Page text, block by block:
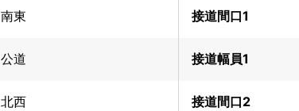
南東 接道間口1
公道 接道幅員1
北西 接道間口2